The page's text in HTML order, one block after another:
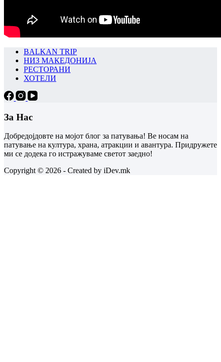
BALKAN TRIP
НИЗ МАКЕДОНИЈА
РЕСТОРАНИ
ХОТЕЛИ
За Нас
Добредојдовте на мојот блог за патувања! Ве носам на
патување на култура, храна, атракции и авантура. Придружете
ми се додека го истражуваме светот заедно!
Copyright © 2026 - Created by iDev.mk